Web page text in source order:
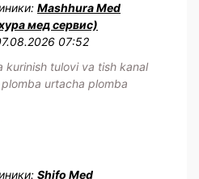
Mashhura Med
мед сервис)
07:52
kurinish tulovi va tish kanal
urtacha plomba
Shifo Med